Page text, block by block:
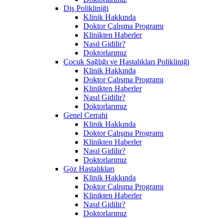
Diş Polikliniği
Klinik Hakkında
Doktor Çalışma Programı
Klinikten Haberler
Nasıl Gidilir?
Doktorlarımız
Çocuk Sağlığı ve Hastalıkları Polikliniği
Klinik Hakkında
Doktor Çalışma Programı
Klinikten Haberler
Nasıl Gidilir?
Doktorlarımız
Genel Cerrahi
Klinik Hakkında
Doktor Çalışma Programı
Klinikten Haberler
Nasıl Gidilir?
Doktorlarımız
Göz Hastalıkları
Klinik Hakkında
Doktor Çalışma Programı
Klinikten Haberler
Nasıl Gidilir?
Doktorlarımız